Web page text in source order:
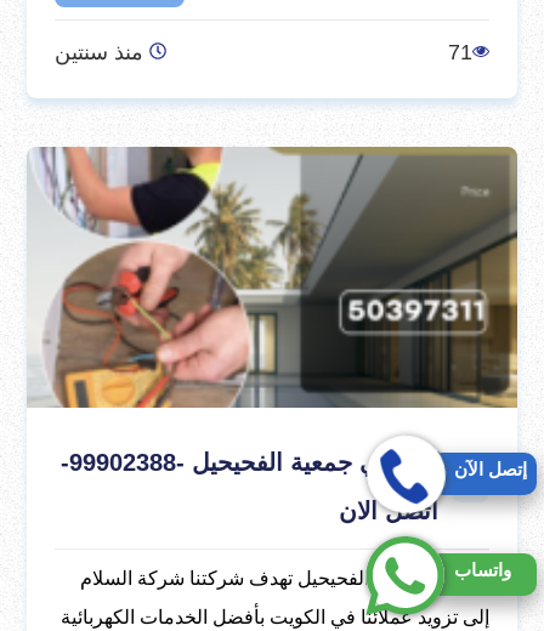
71 منذ سنتين
كهربائي جمعية الفحيحيل -99902388-
اتصل الان
كهربائي جمعية الفحيحيل تهدف شركتنا شركة السلام
إلى تزويد عملائنا في الكويت بأفضل الخدمات الكهربائية
واتساب
إتصل الآن